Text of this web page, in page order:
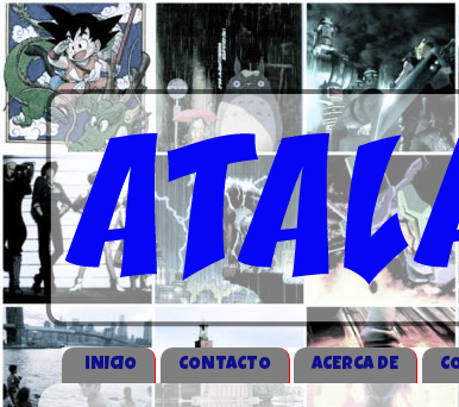
iNICIO CONTACTO ACERCA DE